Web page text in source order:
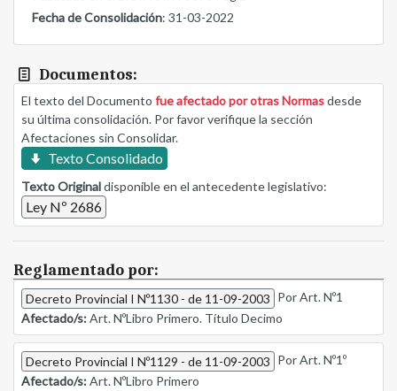
Fecha de Consolidación: 31-03-2022
Documentos:
El texto del Documento fue afectado por otras Normasdesde
su última consolidación. Por favor verifique la sección
Afectaciones sin Consolidar.
Texto Consolidado
Texto Originaldisponible en el antecedente legislativo:
Ley Nº 2686
Reglamentado por:
Decreto Provincial I Nº1130 - de 11-09-2003 Por Art. Nº1
Afectado/s:Art. NºLibro Primero. Título Decimo
Decreto Provincial I Nº1129 - de 11-09-2003 Por Art. Nº1º
Afectado/s:Art. NºLibro Primero